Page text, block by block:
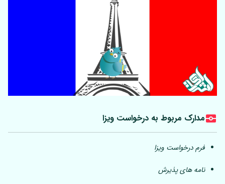
مدارک مربوط به درخواست ویزا
فرم درخواست ویزا
نامه های پذیرش